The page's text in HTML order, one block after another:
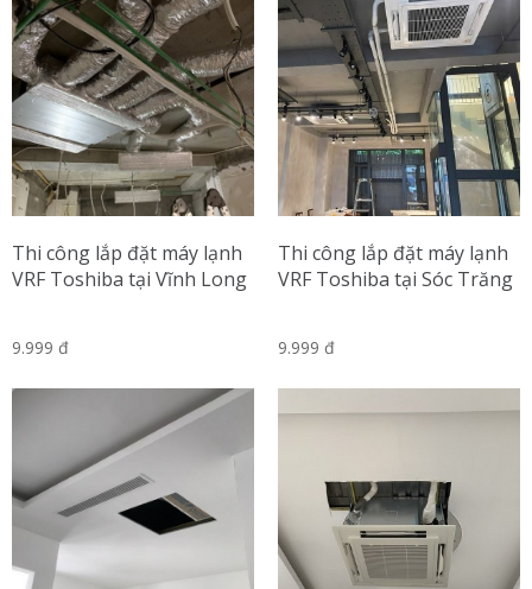
Thi công lắp đặt máy lạnh
VRF Toshiba tại Vĩnh Long
9.999 đ
Thi công lắp đặt máy lạnh
VRF Toshiba tại Sóc Trăng
9.999 đ